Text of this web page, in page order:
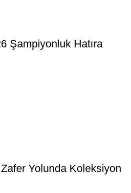
Şampiyonluk Hatıra
Yolunda Koleksiyon